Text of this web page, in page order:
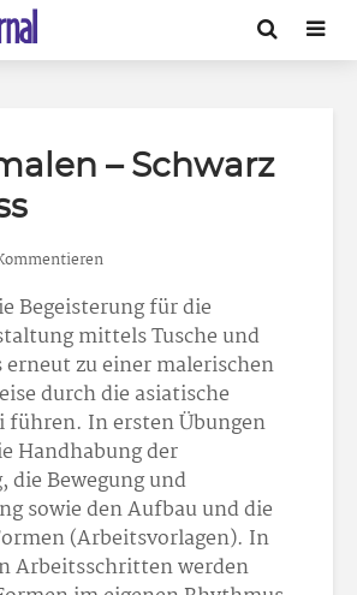
– Schwarz
Begeisterung für die
mittels Tusche und
erneut zu einer malerischen
durch die asiatische
führen. In ersten Übungen
Handhabung der
die Bewegung und
sowie den Aufbau und die
(Arbeitsvorlagen). In
Arbeitsschritten werden